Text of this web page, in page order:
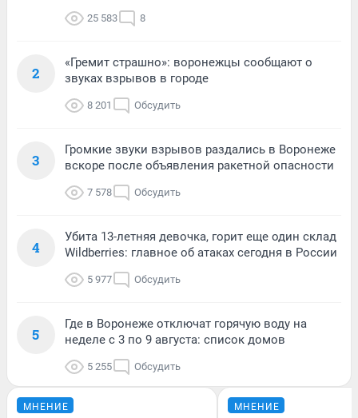
25 583 8
2
«Гремит страшно»: воронежцы сообщают о
звуках взрывов в городе
8 201 Обсудить
3
Громкие звуки взрывов раздались в Воронеже
вскоре после объявления ракетной опасности
7 578 Обсудить
4
Убита 13-летняя девочка, горит еще один склад
Wildberries: главное об атаках сегодня в России
5 977 Обсудить
5
Где в Воронеже отключат горячую воду на
неделе с 3 по 9 августа: список домов
5 255 Обсудить
МНЕНИЕ МНЕНИЕ